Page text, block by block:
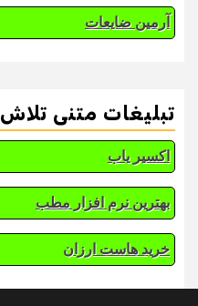
آرمین ضایعات
تبلیغات متنی تلاش
اکسیر یاب
بهترین نرم افزار مطب
خرید هاست ارزان